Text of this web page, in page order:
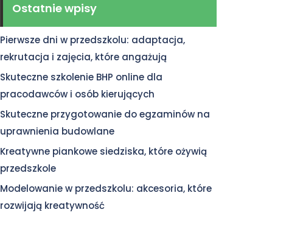
Ostatnie wpisy
Pierwsze dni w przedszkolu: adaptacja,
rekrutacja i zajęcia, które angażują
Skuteczne szkolenie BHP online dla
pracodawców i osób kierujących
Skuteczne przygotowanie do egzaminów na
uprawnienia budowlane
Kreatywne piankowe siedziska, które ożywią
przedszkole
Modelowanie w przedszkolu: akcesoria, które
rozwijają kreatywność